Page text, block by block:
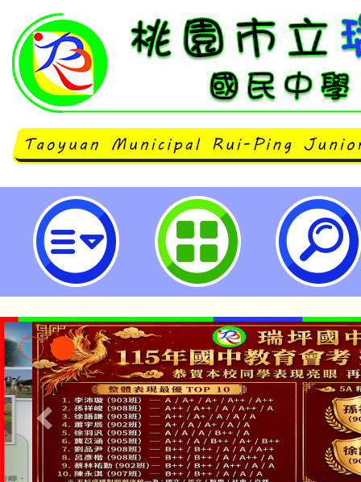
主旨：檢送本會辦理「少於18，我
場)兒少表意活動報名簡章乙份，
告，不勝感荷。-桃園市立瑞坪國民
「本色祭」8/29、30在